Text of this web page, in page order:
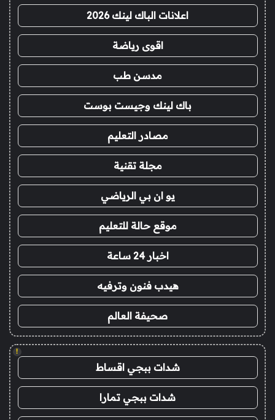
اعلانات الباك لينك 2026
اقوى رياضة
مدسن طب
باك لينك وجيست بوست
مصادر التعليم
مجلة تقنية
يو ان بي الرياضي
موقع حالة للتعليم
اخبار 24 ساعة
هيدب فنون وترفيه
صحيفة العالم
!
شدات ببجي اقساط
شدات ببجي تمارا